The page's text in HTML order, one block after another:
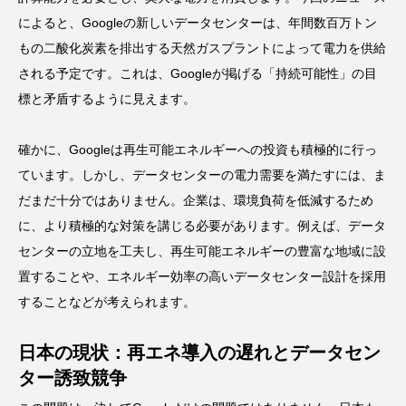
によると、Googleの新しいデータセンターは、年間数百万トン
もの二酸化炭素を排出する天然ガスプラントによって電力を供給
される予定です。これは、Googleが掲げる「持続可能性」の目
標と矛盾するように見えます。
確かに、Googleは再生可能エネルギーへの投資も積極的に行っ
ています。しかし、データセンターの電力需要を満たすには、ま
だまだ十分ではありません。企業は、環境負荷を低減するため
に、より積極的な対策を講じる必要があります。例えば、データ
センターの立地を工夫し、再生可能エネルギーの豊富な地域に設
置することや、エネルギー効率の高いデータセンター設計を採用
することなどが考えられます。
日本の現状：再エネ導入の遅れとデータセン
ター誘致競争